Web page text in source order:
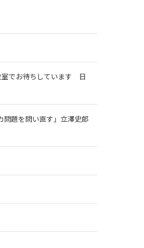
室でお待ちしています 日
題を問い直す」立澤史郎